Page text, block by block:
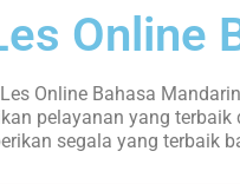
Online
Online Bahasa
pelayanan yang
segala yang terbaik